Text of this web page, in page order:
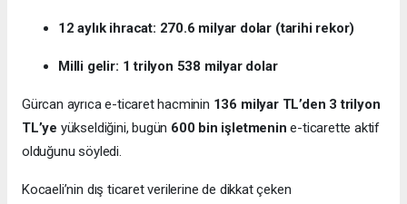
12 aylık ihracat: 270.6 milyar dolar (tarihi rekor)
Milli gelir: 1 trilyon 538 milyar dolar
Gürcan ayrıca e-ticaret hacminin 136 milyar TL’den 3 trilyon
TL’ye yükseldiğini, bugün 600 bin işletmenin e-ticarette aktif
olduğunu söyledi.
Kocaeli’nin dış ticaret verilerine de dikkat çeken